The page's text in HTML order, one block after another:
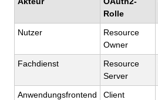
Rolle
Nutzer
Resource
Owner
Fachdienst
Resource
Server
Anwendungsfrontend Client